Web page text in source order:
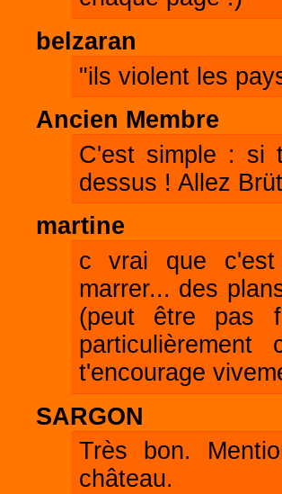
belzaran
"ils violent les
Ancien Membre
C'est simple : si
dessus ! Allez
martine
c vrai que c'est
marrer... des
(peut être pas
t'encourage
SARGON
Très bon.
château.